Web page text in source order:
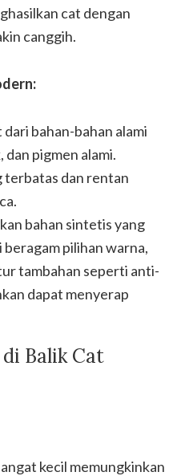
cat dengan
canggih.
bahan-bahan alami
pigmen alami.
terbatas dan rentan
bahan sintetis yang
beragam pilihan warna,
tambahan seperti anti-
dapat menyerap
Balik Cat
kecil memungkinkan